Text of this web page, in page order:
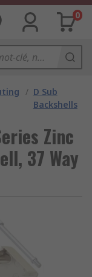
0
/ D Sub
Backshells
Zinc
37 Way